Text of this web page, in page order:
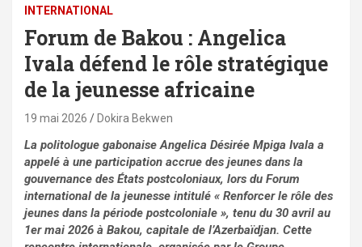
INTERNATIONAL
Forum de Bakou : Angelica
Ivala défend le rôle stratégique
de la jeunesse africaine
19 mai 2026 Dokira Bekwen
La politologue gabonaise Angelica Désirée Mpiga Ivala a
appelé à une participation accrue des jeunes dans la
gouvernance des États postcoloniaux, lors du Forum
international de la jeunesse intitulé « Renforcer le rôle des
jeunes dans la période postcoloniale », tenu du 30 avril au
1er mai 2026 à Bakou, capitale de l’Azerbaïdjan. Cette